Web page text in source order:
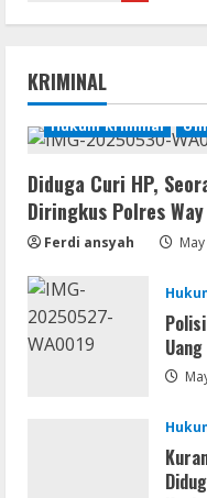
1
KRIMINAL
Hukum Kriminal
Diduga Curi HP,
Diringkus Polres
Ferdi ansyah